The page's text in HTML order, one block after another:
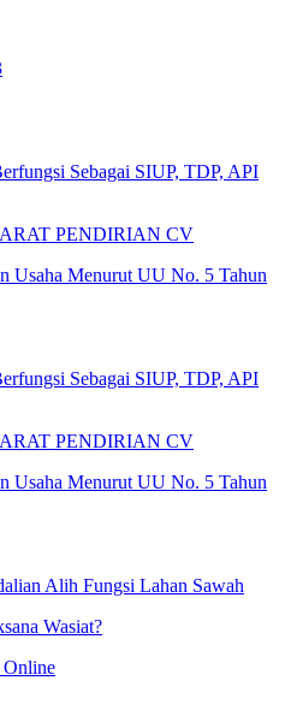
Sebagai SIUP, TDP, API
PENDIRIAN CV
Usaha Menurut UU No. 5 Tahun
Sebagai SIUP, TDP, API
PENDIRIAN CV
Usaha Menurut UU No. 5 Tahun
Alih Fungsi Lahan Sawah
Wasiat?
Online